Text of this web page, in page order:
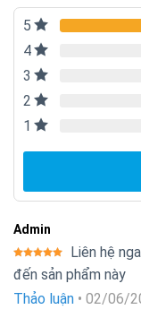
5
4
3
2
1
Admin
Được xếp
hạng
55
Liên hệ
đến sản phẩm này
Thảo luận • 02/06/